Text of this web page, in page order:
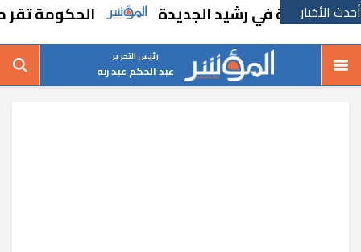
أحدث الأخبار
في رشيد الجديدة الحكومة تقر مسانده
رئيس التحرير
عبد الحكم عبد ربه